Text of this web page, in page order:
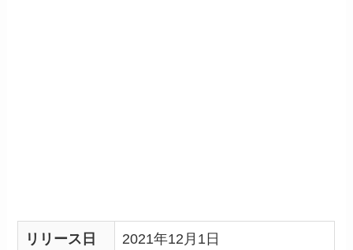
リリース日 2021年12月1日